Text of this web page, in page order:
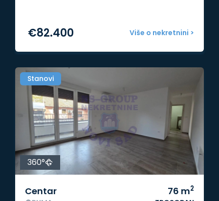
Više o nekretnini >
€82.400
Stanovi
360°
Centar 76 m2